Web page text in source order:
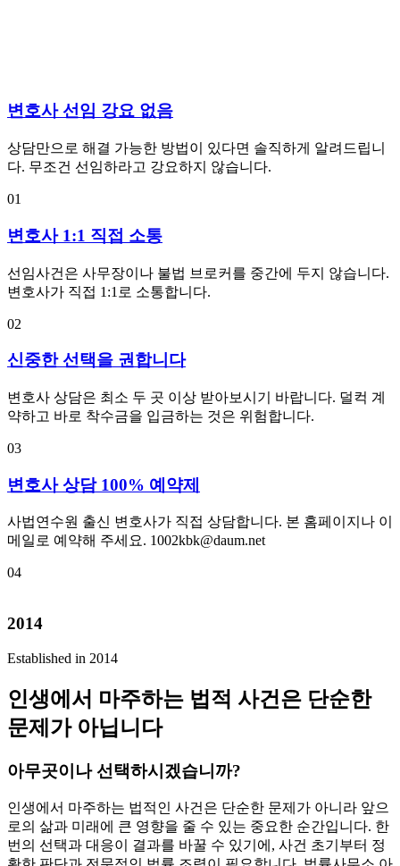
변호사 선임 강요 없음
상담만으로 해결 가능한 방법이 있다면 솔직하게 알려드립니
다. 무조건 선임하라고 강요하지 않습니다.
01
변호사 1:1 직접 소통
선임사건은 사무장이나 불법 브로커를 중간에 두지 않습니다.
변호사가 직접 1:1로 소통합니다.
02
신중한 선택을 권합니다
변호사 상담은 최소 두 곳 이상 받아보시기 바랍니다. 덜컥 계
약하고 바로 착수금을 입금하는 것은 위험합니다.
03
변호사 상담 100% 예약제
사법연수원 출신 변호사가 직접 상담합니다. 본 홈페이지나 이
메일로 예약해 주세요. 1002kbk@daum.net
04
2014
Established in 2014
인생에서 마주하는 법적 사건은 단순한
문제가 아닙니다
아무곳이나 선택하시겠습니까?
인생에서 마주하는 법적인 사건은 단순한 문제가 아니라 앞으
로의 삶과 미래에 큰 영향을 줄 수 있는 중요한 순간입니다. 한
번의 선택과 대응이 결과를 바꿀 수 있기에, 사건 초기부터 정